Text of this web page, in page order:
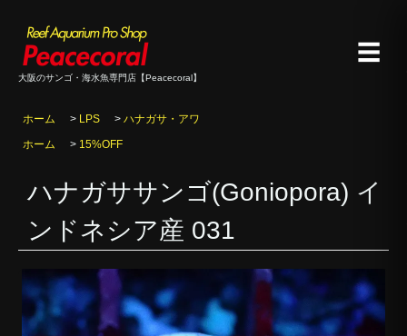
大阪のサンゴ・海水魚専門店【Peacecoral】
☰
ホーム > LPS > ハナガサ・アワ
ホーム
> 15%OFF
ハナガササンゴ(Goniopora) イ
ンドネシア産 031